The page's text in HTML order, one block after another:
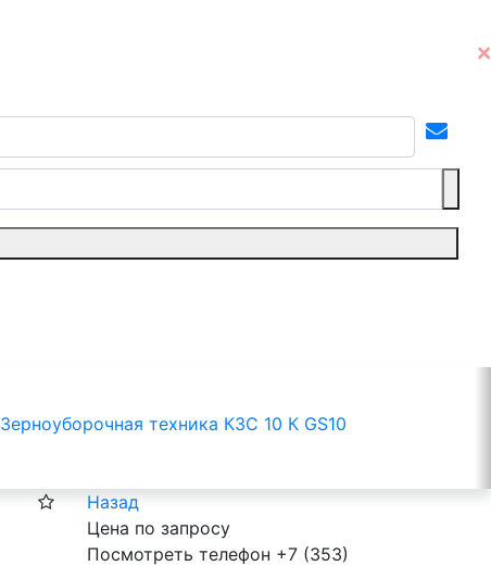
Зерноуборочная техника КЗС 10 К GS10
Назад
Цена по запросу
Посмотреть телефон +7 (353)